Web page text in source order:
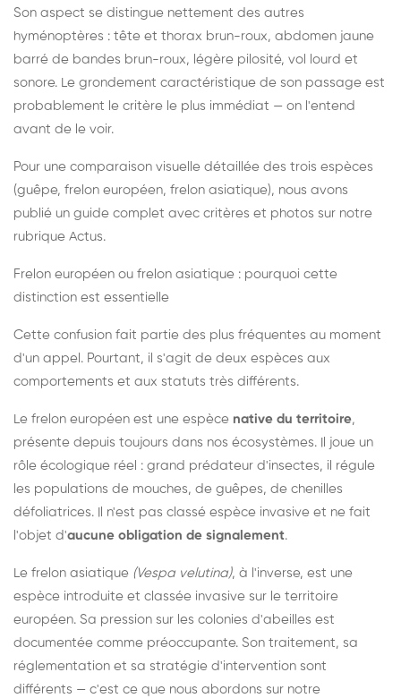
Son aspect se distingue nettement des autres
hyménoptères : tête et thorax brun-roux, abdomen jaune
barré de bandes brun-roux, légère pilosité, vol lourd et
sonore. Le grondement caractéristique de son passage est
probablement le critère le plus immédiat — on l'entend
avant de le voir.
Pour une comparaison visuelle détaillée des trois espèces
(guêpe, frelon européen, frelon asiatique), nous avons
publié un guide complet avec critères et photos sur notre
rubrique Actus.
Frelon européen ou frelon asiatique : pourquoi cette
distinction est essentielle
Cette confusion fait partie des plus fréquentes au moment
d'un appel. Pourtant, il s'agit de deux espèces aux
comportements et aux statuts très différents.
Le frelon européen est une espèce native du territoire,
présente depuis toujours dans nos écosystèmes. Il joue un
rôle écologique réel : grand prédateur d'insectes, il régule
les populations de mouches, de guêpes, de chenilles
défoliatrices. Il n'est pas classé espèce invasive et ne fait
l'objet d'aucune obligation de signalement.
Le frelon asiatique (Vespa velutina), à l'inverse, est une
espèce introduite et classée invasive sur le territoire
européen. Sa pression sur les colonies d'abeilles est
documentée comme préoccupante. Son traitement, sa
réglementation et sa stratégie d'intervention sont
différents — c'est ce que nous abordons sur notre